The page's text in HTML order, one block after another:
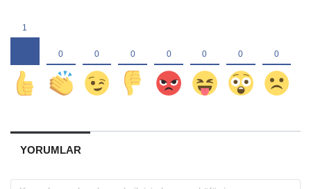
YORUMLAR